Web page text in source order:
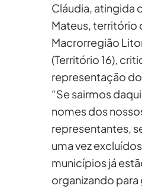
Cláudia, atingida
Mateus, território
Macrorregião
(Território 16),
representação
“Se sairmos
nomes dos
representantes,
uma vez
municípios já
organizando para